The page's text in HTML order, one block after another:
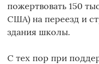
пожертвовать 150
США) на переезд и
здания школы.
С тех пор при